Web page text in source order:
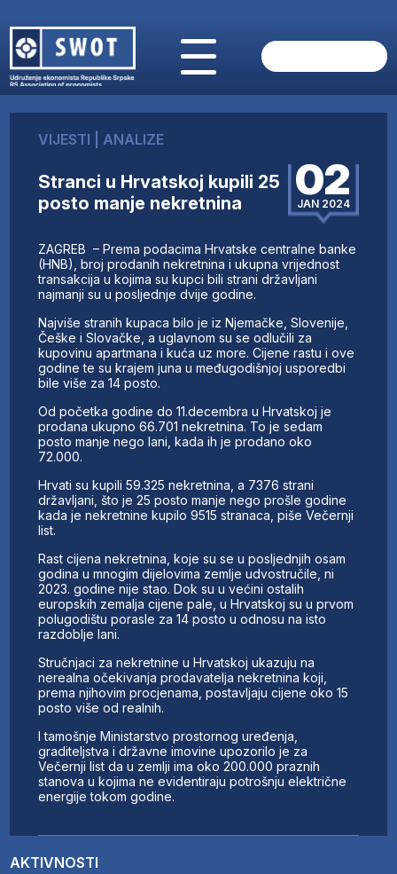
O NAMA
AKTUELNO
ANALIZE
FINANSIJE
IZ STRANIH MEDIJA
AKTIVNOSTI
SWOT INTERVJU
UČLANI SE
KONTAKT
AKTIVNOSTI
VIJESTI ANALIZE
Stranci u Hrvatskoj kupili 25
posto manje nekretnina
02
JAN 2024
ZAGREB – Prema podacima Hrvatske centralne banke
(HNB), broj prodanih nekretnina i ukupna vrijednost
transakcija u kojima su kupci bili strani državljani
najmanji su u posljednje dvije godine.
Najviše stranih kupaca bilo je iz Njemačke, Slovenije,
Češke i Slovačke, a uglavnom su se odlučili za
kupovinu apartmana i kuća uz more. Cijene rastu i ove
godine te su krajem juna u međugodišnjoj usporedbi
bile više za 14 posto.
Od početka godine do 11.decembra u Hrvatskoj je
prodana ukupno 66.701 nekretnina. To je sedam
posto manje nego lani, kada ih je prodano oko
72.000.
Hrvati su kupili 59.325 nekretnina, a 7376 strani
državljani, što je 25 posto manje nego prošle godine
kada je nekretnine kupilo 9515 stranaca, piše Večernji
list.
Rast cijena nekretnina, koje su se u posljednjih osam
godina u mnogim dijelovima zemlje udvostručile, ni
2023. godine nije stao. Dok su u većini ostalih
europskih zemalja cijene pale, u Hrvatskoj su u prvom
polugodištu porasle za 14 posto u odnosu na isto
razdoblje lani.
Stručnjaci za nekretnine u Hrvatskoj ukazuju na
nerealna očekivanja prodavatelja nekretnina koji,
prema njihovim procjenama, postavljaju cijene oko 15
posto više od realnih.
I tamošnje Ministarstvo prostornog uređenja,
graditeljstva i državne imovine upozorilo je za
Večernji list da u zemlji ima oko 200.000 praznih
stanova u kojima ne evidentiraju potrošnju električne
energije tokom godine.